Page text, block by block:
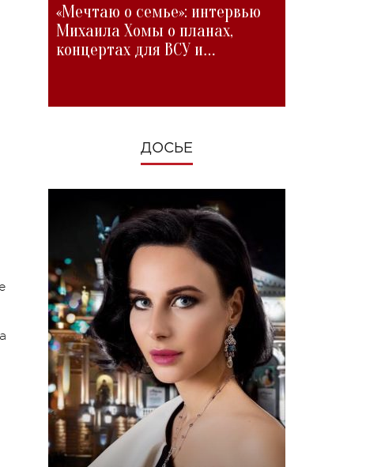
«Мечтаю о семье»: интервью
Михаила Хомы о планах,
концертах для ВСУ и
ДОСЬЕ